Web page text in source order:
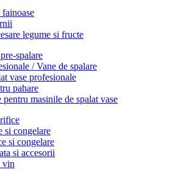
fainoase
legume si fructe
spalare
/ Vane de spalare
vase profesionale
pahare
masinile de spalat vase
congelare
si congelare
si accesorii
vin